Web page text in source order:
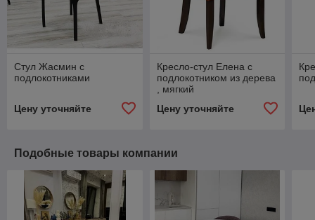
Стул Жасмин с
подлокотниками
Цену уточняйте
Кресло-стул Елена с
подлокотником из дерева
, мягкий
Цену уточняйте
Подобные товары компании